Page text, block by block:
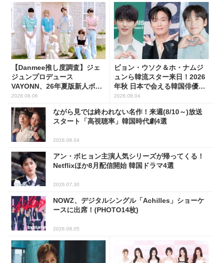
【Danmee推し度調査】ジェ
ジュンプロデュース
VAYONN、26年夏版新人ボー
イズグループ人気No.1に
2026.08.06
ビョン・ウソク＆ホ・ナムジ
ュンら韓流スター来日！2026
年秋 日本で会える韓国俳優10
人
2026.08.04
ながら見では終われない名作！来週(8/10～)放送
スタート「高視聴率」韓国時代劇4選
2026.08.04
アン・ボヒョン主演人気シリーズが帰ってくる！
Netflixほか8月配信開始 韓国ドラマ4選
2026.07.30
NOWZ、デジタルシングル「Achilles」ショーケ
ースに出席！(PHOTO14枚)
2026.08.05